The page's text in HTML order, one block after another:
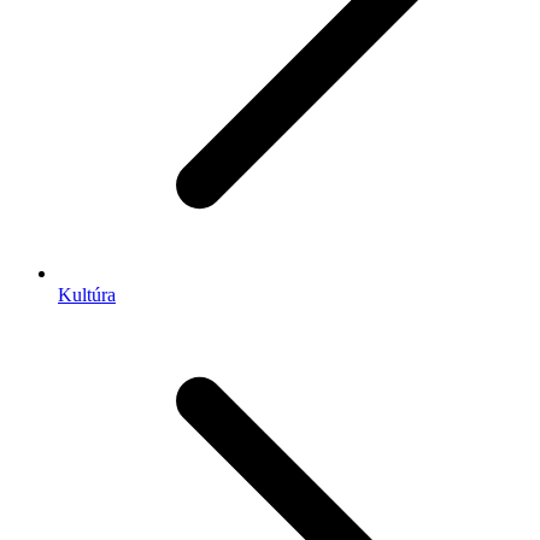
Kultúra